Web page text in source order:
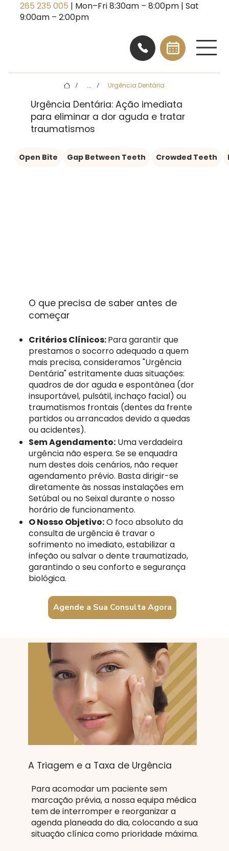
265 235 005 | Mon–Fri 8:30am – 8:00pm | Sat
9:00am – 2:00pm
/ ... / Urgência Dentária
Urgência Dentária: Ação imediata
para eliminar a dor aguda e tratar
traumatismos
Open Bite Gap Between Teeth Crowded Teeth
O que precisa de saber antes de
começar
Critérios Clínicos:Para garantir que
prestamos o socorro adequado a quem
mais precisa, consideramos "Urgência
Dentária" estritamente duas situações:
quadros de dor aguda e espontânea (dor
insuportável, pulsátil, inchaço facial) ou
traumatismos frontais (dentes da frente
partidos ou arrancados devido a quedas
ou acidentes).
Sem Agendamento: Uma verdadeira
urgência não espera. Se se enquadra
num destes dois cenários, não requer
agendamento prévio. Basta dirigir-se
diretamente às nossas instalações em
Setúbal ou no Seixal durante o nosso
horário de funcionamento.
O Nosso Objetivo:O foco absoluto da
consulta de urgência é travar o
sofrimento no imediato, estabilizar a
infeção ou salvar o dente traumatizado,
garantindo o seu conforto e segurança
biológica.
Agende a Sua Consulta Agora
A Triagem e a Taxa de Urgência
Para acomodar um paciente sem
marcação prévia, a nossa equipa médica
tem de interromper e reorganizar a
agenda planeada do dia, colocando a sua
situação clínica como prioridade máxima.